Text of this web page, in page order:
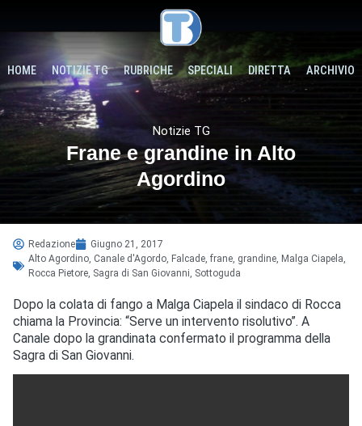
HOME NOTIZIE TG RUBRICHE SPECIALI DIRETTA ARCHIVIO
Notizie TG
Frane e grandine in Alto
Agordino
Redazione
Giugno 21, 2017
Alto Agordino Canale d'Agordo Falcade frane grandine Malga Ciapela
Rocca Pietore Sagra di San Giovanni Sottoguda
Dopo la colata di fango a Malga Ciapela il sindaco di Rocca
chiama la Provincia: “Serve un intervento risolutivo”. A
Canale dopo la grandinata confermato il programma della
Sagra di San Giovanni.